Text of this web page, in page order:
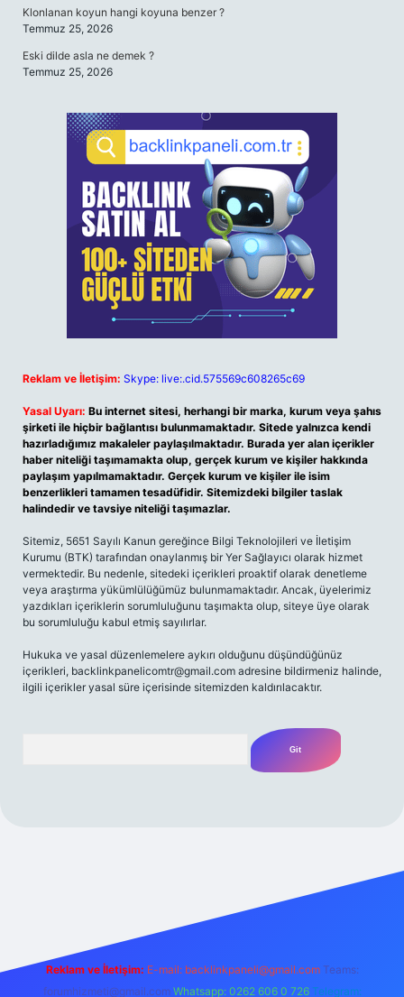
Klonlanan koyun hangi koyuna benzer ?
Temmuz 25, 2026
Eski dilde asla ne demek ?
Temmuz 25, 2026
Reklam ve İletişim: Skype: live:.cid.575569c608265c69
Yasal Uyarı: Bu internet sitesi, herhangi bir marka, kurum veya şahıs
şirketi ile hiçbir bağlantısı bulunmamaktadır. Sitede yalnızca kendi
hazırladığımız makaleler paylaşılmaktadır. Burada yer alan içerikler
haber niteliği taşımamakta olup, gerçek kurum ve kişiler hakkında
paylaşım yapılmamaktadır. Gerçek kurum ve kişiler ile isim
benzerlikleri tamamen tesadüfidir. Sitemizdeki bilgiler taslak
halindedir ve tavsiye niteliği taşımazlar.
Sitemiz, 5651 Sayılı Kanun gereğince Bilgi Teknolojileri ve İletişim
Kurumu (BTK) tarafından onaylanmış bir Yer Sağlayıcı olarak hizmet
vermektedir. Bu nedenle, sitedeki içerikleri proaktif olarak denetleme
veya araştırma yükümlülüğümüz bulunmamaktadır. Ancak, üyelerimiz
yazdıkları içeriklerin sorumluluğunu taşımakta olup, siteye üye olarak
bu sorumluluğu kabul etmiş sayılırlar.
Hukuka ve yasal düzenlemelere aykırı olduğunu düşündüğünüz
içerikleri, backlinkpanelicomtr@gmail.com adresine bildirmeniz halinde,
ilgili içerikler yasal süre içerisinde sitemizden kaldırılacaktır.
Reklam ve İletişim: E-mail: backlinkpaneli@gmail.com Teams:
forumhizmeti@gmail.com Whatsapp: 0262 606 0 726 Telegram: